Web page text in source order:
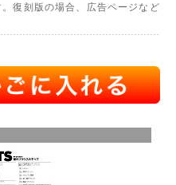
復刻版の場合、広告ページなど